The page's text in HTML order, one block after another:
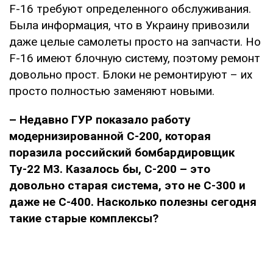
F-16 требуют определенного обслуживания.
Была информация, что в Украину привозили
даже целые самолеты просто на запчасти. Но
F-16 имеют блочную систему, поэтому ремонт
довольно прост. Блоки не ремонтируют – их
просто полностью заменяют новыми.
– Недавно ГУР показало работу
модернизированной С-200, которая
поразила российский бомбардировщик
Ту-22 М3. Казалось бы, С-200 – это
довольно старая система, это не С-300 и
даже не С-400. Насколько полезны сегодня
такие старые комплексы?